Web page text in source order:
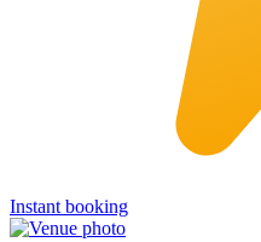
Instant booking